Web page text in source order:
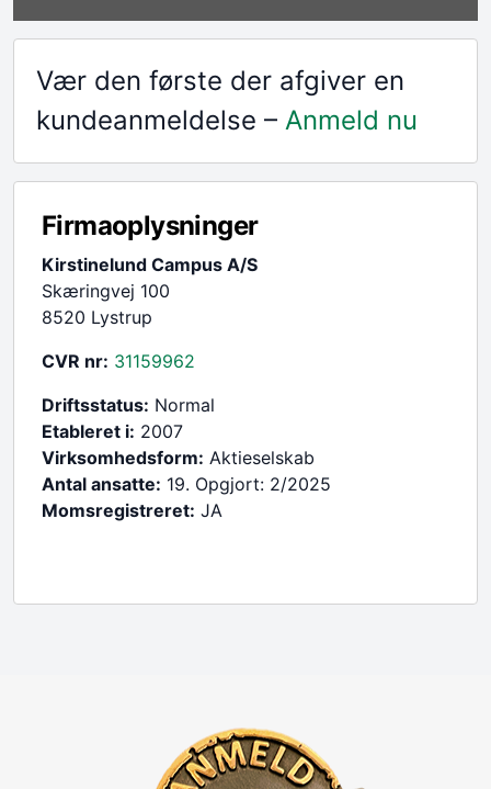
Vær den første der afgiver en
kundeanmeldelse – Anmeld nu
Firmaoplysninger
Kirstinelund Campus A/S
Skæringvej 100
8520 Lystrup
CVR nr: 31159962
Driftsstatus: Normal
Etableret i: 2007
Virksomhedsform: Aktieselskab
Antal ansatte: 19. Opgjort: 2/2025
Momsregistreret: JA